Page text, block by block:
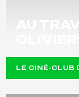
LE CINÉ-CLUB